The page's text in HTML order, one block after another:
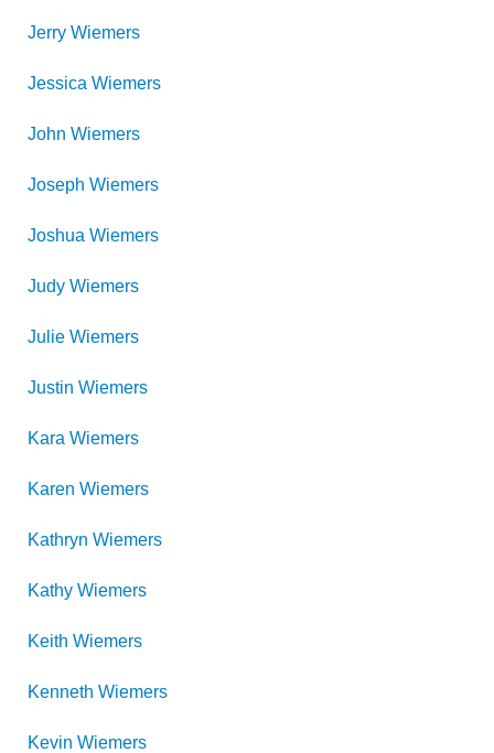
Jerry Wiemers
Jessica Wiemers
John Wiemers
Joseph Wiemers
Joshua Wiemers
Judy Wiemers
Julie Wiemers
Justin Wiemers
Kara Wiemers
Karen Wiemers
Kathryn Wiemers
Kathy Wiemers
Keith Wiemers
Kenneth Wiemers
Kevin Wiemers